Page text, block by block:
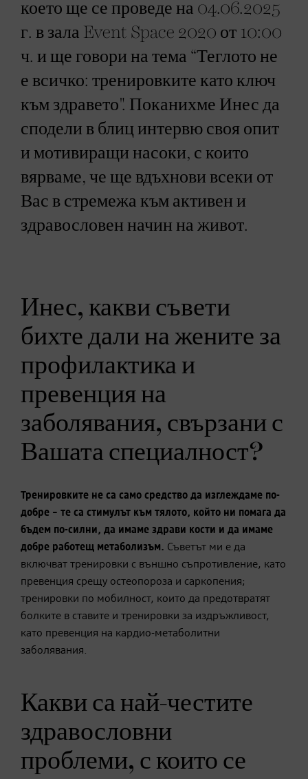
което ще се проведе на 04.06.2025
г. в зала Event Space 2020 от 10:00
ч. и ще говори на тема “Теглото не
е всичко: тренировките като ключ
към здравето". Поканихме Инес да
сподели в блиц интервю своя опит
и мотивиращи насоки, с които
вярваме, че ще вдъхнови всеки от
Вас в стремежа към активен и
здравословен начин на живот.
Инес, какви съвети
бихте дали на жените за
профилактика и
превенция на
заболявания, свързани с
Вашата специалност?
Тренировките не са само средство да изглеждаме по-
добре – те са стимулът към тялото, който ни помага да
бъдем по-силни, да имаме здрави кости и да имаме
добре работещ метаболизъм. Съветът ми е да
включват тренировки с външно съпротивление, като
превенция срещу остеопороза и саркопения;
тренировки по мобилност, които да предотвратят
болките в ставите и тренировки за издръжливост,
като превенция на кардио-метаболитни
заболявания.
Какви са най-честите
здравословни
проблеми, с които се